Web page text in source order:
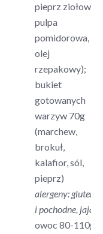
pieprz ziołowy,
pulpa
pomidorowa,
olej
rzepakowy);
bukiet
gotowanych
warzyw 70g
(marchew,
brokuł,
kalafior, sól,
pieprz)
alergeny: gluten
i pochodne, jaja
owoc 80-110g,